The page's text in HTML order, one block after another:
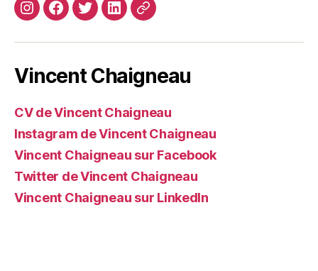
InstagramFacebook
TwitterLinkedin
Site
Vincent Chaigneau
CV de Vincent Chaigneau
Instagram de Vincent Chaigneau
Vincent Chaigneau sur Facebook
Twitter de Vincent Chaigneau
Vincent Chaigneau sur LinkedIn